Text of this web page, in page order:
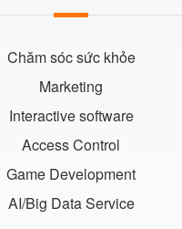
Chăm sóc sức khỏe
Marketing
Interactive software
Access Control
Game Development
AI/Big Data Service